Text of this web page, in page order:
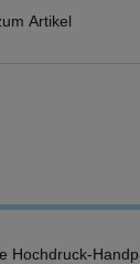
Artikel
Hochdruck-